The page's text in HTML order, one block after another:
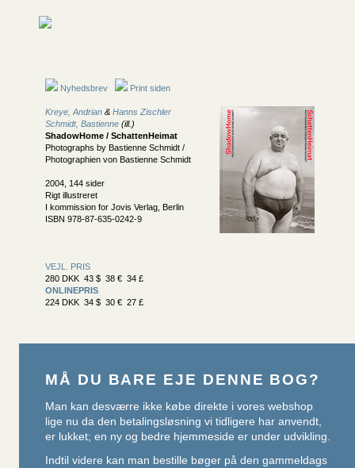
Nyhedsbrev Print siden
Kreye, Andrian & Hanns Zischler
Schmidt, Bastienne (ill.)
ShadowHome / SchattenHeimat
Photographs by Bastienne Schmidt /
Photographien von Bastienne Schmidt
2004, 144 sider
Rigt illustreret
I kommission for Jovis Verlag, Berlin
ISBN 978-87-635-0242-9
VEJL. PRIS
280 DKK 43 $ 38 € 34 £
ONLINEPRIS
224 DKK 34 $ 30 € 27 £
MÅ DU BARE EJE DENNE BOG?
Man kan desværre ikke købe direkte i vores webshop
lige nu da den betalingsløsning vi tidligere har anvendt,
er lukket; en ny og bedre hjemmeside er under udvikling.
Indtil videre kan man bestille bøger på den gammeldags